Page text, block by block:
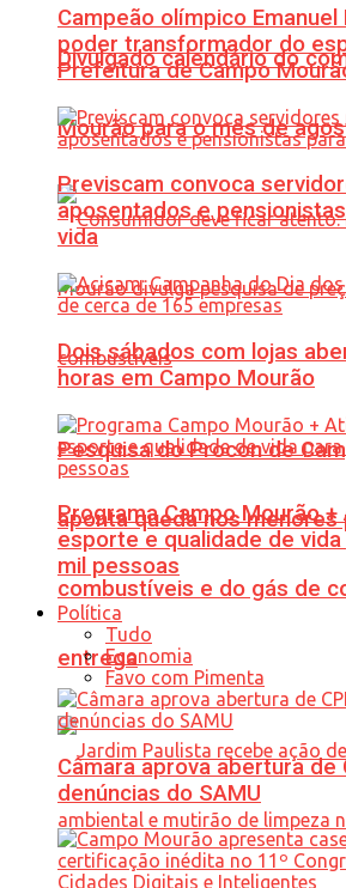
Divulgado calendário do
Mourão para o mês de
Pesquisa do Procon de
aponta queda nos
combustíveis e do gás de
entrega
Campeão olímpico
poder transformador do
Prefeitura de Campo
Previscam convoca
aposentados e
vida
Dois sábados com lojas
horas em Campo Mourão
Programa Campo Mourão +
esporte e qualidade de
mil pessoas
Política
Tudo
Economia
Favo com Pimenta
Câmara aprova abertura de
denúncias do SAMU